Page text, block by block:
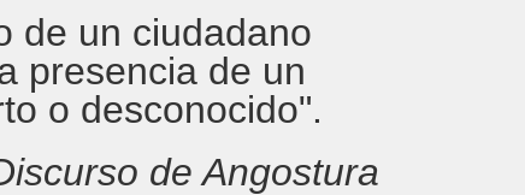
de un ciudadano
presencia de un
o desconocido".
de Angostura